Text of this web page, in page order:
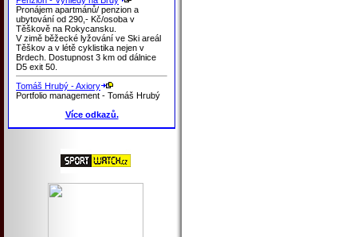
Pronájem apartmánů/ penzion a
ubytování od 290,- Kč/osoba v
Těškově na Rokycansku.
V zimě běžecké lyžování ve Ski areál
Těškov a v létě cyklistika nejen v
Brdech. Dostupnost 3 km od dálnice
D5 exit 50.
Tomáš Hrubý - Axiory
Portfolio management - Tomáš Hrubý
Více odkazů.